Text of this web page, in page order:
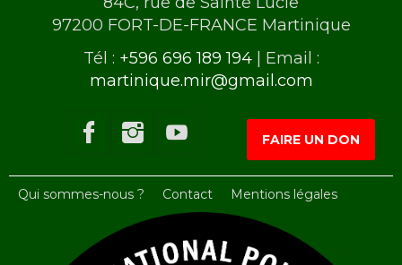
97200 FORT-DE-FRANCE Martinique
Tél : +596 696 189 194| Email :
martinique.mir@gmail.com
FAIRE UN DON
Qui sommes-nous ? Contact Mentions légales